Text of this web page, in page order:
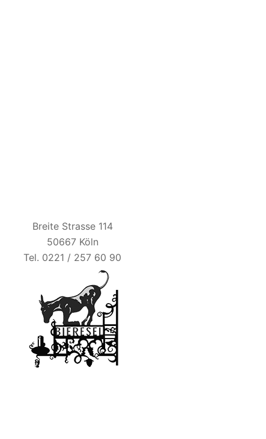
Breite Strasse 114
50667 Köln
Tel. 0221 / 257 60 90